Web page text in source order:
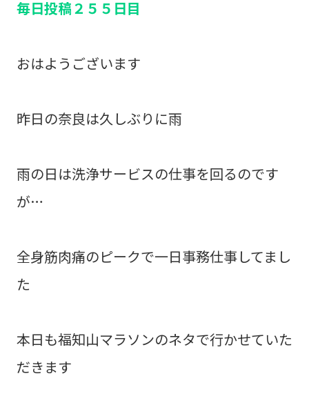
毎日投稿２５ ５日目
おはようございます
昨日の奈良は久しぶりに雨
雨の日は洗浄サービスの仕事を回るのです
が…
全身筋肉痛のピークで一日事務仕事してまし
た
本日も福知山マラソンのネタで行かせていた
だきます